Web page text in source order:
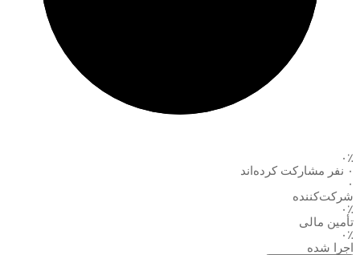
۰٪
۰ نفر مشارکت کرده‌اند
۰
شرکت‌کننده
۰٪
تأمین مالی
۰٪
اجرا شده